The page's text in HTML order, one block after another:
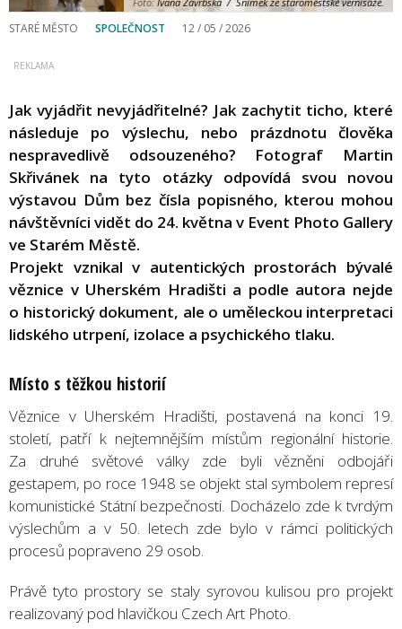
STARÉ MĚSTO SPOLEČNOST 12 / 05 / 2026
Jak vyjádřit nevyjádřitelné? Jak zachytit ticho, které
následuje po výslechu, nebo prázdnotu člověka
nespravedlivě odsouzeného? Fotograf Martin
Skřivánek na tyto otázky odpovídá svou novou
výstavou Dům bez čísla popisného, kterou mohou
návštěvníci vidět do 24. května v Event Photo Gallery
ve Starém Městě.
Projekt vznikal v autentických prostorách bývalé
věznice v Uherském Hradišti a podle autora nejde
o historický dokument, ale o uměleckou interpretaci
lidského utrpení, izolace a psychického tlaku.
Místo s těžkou historií
Věznice v Uherském Hradišti, postavená na konci 19.
století, patří k nejtemnějším místům regionální historie.
Za druhé světové války zde byli vězněni odbojáři
gestapem, po roce 1948 se objekt stal symbolem represí
komunistické Státní bezpečnosti. Docházelo zde k tvrdým
výslechům a v 50. letech zde bylo v rámci politických
procesů popraveno 29 osob.
Právě tyto prostory se staly syrovou kulisou pro projekt
realizovaný pod hlavičkou Czech Art Photo.